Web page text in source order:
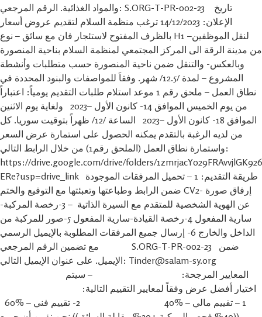
والمواد الغذائية. الرقم المرجعي: S.ORG-T-PR-002-23 تاريخ
الإعلان: 14/12/2023 ترغب منظمة السلام لتقديم عروض أسعار
بالظرف المفتوح لاستئجار فان مع سائق – نوع H1 –لنقل الموظفين
من مدينة الرقة الى المركز المجتمعي لمنظمة السلام بناحية المنصورة
وبالعكس- والتنقل ضمن ناحية المنصورة حسب متطلبات وأنشطة
المشروع – لمدة /12.5/ شهر. وفقاَ للمواصفات والبنود المحددة في
نطاق العمل – ملحق رقم 1 موعد استلام طلبات التقديم يومياً: اعتباراً
من يوم الخميس الموافق 14- كانون الأول –2023 ولغاية يوم الاثنين
الموافق 18- كانون الأول –2023 الساعة /12/ ظهراً بتوقيت سوريا. كل
من لديه الرغبة بالتقدم يمكنه الحصول على استمارة عرض السعر
واستمارة نطاق العمل (الملحق رقم1) من خلال الرابط التالي:
https://drive.google.com/drive/folders/
ERe?usp=drive_link طريقة التقديم: 1 – تحميل المرفقات الموجودة
ضمن الرابط وطباعتها وتعبئتها مع التوقيع والختم CV2- إرفاق صورة
عن الهوية الشخصية للمتقدم مع السيرة الذاتية – 3-رخصة المركبة-
سارية المفعول 4-رخصة القيادة-سارية المفعول 5-صور للمركبة من
الداخل والخارج 6- إرسال جميع المرفقات المطلوبة بالإيميل الرسمي
مع تضمين الرقم المرجعي S.ORG-T-PR-002-23 ضمن
الإيميل. على عنوان الإيميل التالي: Tinder@salam-sy.org
اختيار أفضل عرض وفقاً لمعايير التقييم التالية: